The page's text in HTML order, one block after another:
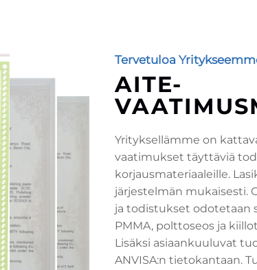
Tervetuloa
AITE-
Yrityksellämme on
vaatimukset täyttäviä
korjausmateriaaleille.
järjestelmän mukaisesti.
ja todistukset odotetaan
PMMA, polttoseos ja
Lisäksi asiaankuuluvat
ANVISA:n tietokantaan.